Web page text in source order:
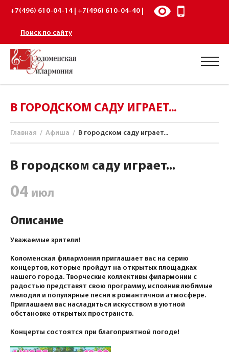
+7(496) 610-04-14 | +7(496) 610-04-40 |
Поиск по сайту
В ГОРОДСКОМ САДУ ИГРАЕТ...
Главная / Афиша / В городском саду играет...
В городском саду играет...
04 июл
Описание
Уважаемые зрители!
Коломенская филармония приглашает вас на серию
концертов, которые пройдут на открытых площадках
нашего города. Творческие коллективы филармонии с
радостью представят свою программу, исполнив любимые
мелодии и популярные песни в романтичной атмосфере.
Приглашаем вас насладиться искусством в уютной
обстановке открытых пространств.
Концерты состоятся при благоприятной погоде!